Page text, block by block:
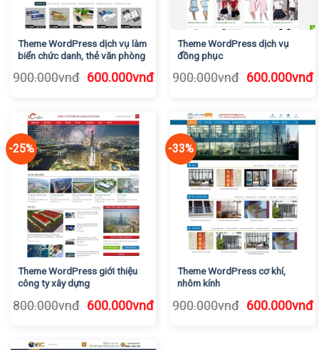
Theme WordPress dịch vụ làm
biển chức danh, thẻ văn phòng
900.000vnđ Giá
900.000vnđ.
600.000vnđGiá
600.000vnđ.
Theme WordPress dịch vụ
đồng phục
900.000vnđ Giá
900.000vnđ.
600.000vnđ
-25%
Theme WordPress giới thiệu
công ty xây dựng
800.000vnđ Giá
800.000vnđ.
600.000vnđGiá
-33%
Theme WordPress cơ khí,
nhôm kính
900.000vnđ Giá
600.000vnđ